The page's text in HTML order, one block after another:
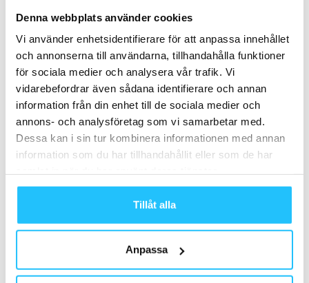
Denna webbplats använder cookies
Vi använder enhetsidentifierare för att anpassa innehållet
och annonserna till användarna, tillhandahålla funktioner
för sociala medier och analysera vår trafik. Vi
vidarebefordrar även sådana identifierare och annan
information från din enhet till de sociala medier och
annons- och analysföretag som vi samarbetar med.
Dessa kan i sin tur kombinera informationen med annan
information som du har tillhandahållit eller som de har
Tillåt alla
Anpassa
Brian van den Brink
Business
Amerikansk studie: Priset största
anledningen till att avsluta
gymmedlemskap
Internationellt: läget på
gymmarknaden
Equinox+ In the Wild – utomhusträning